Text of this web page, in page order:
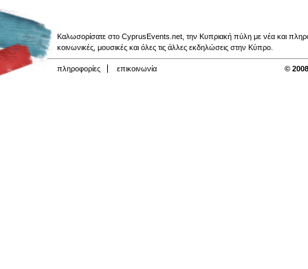
Καλωσορίσατε στο CyprusEvents.net, την Κυπριακή πύλη με νέα και
κοινωνικές, μουσικές και όλες τις άλλες εκδηλώσεις στην Κύπρο.
πληροφορίες επικοινωνία ©